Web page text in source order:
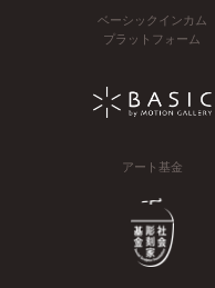
ベーシックインカム
プラットフォーム
アート基金